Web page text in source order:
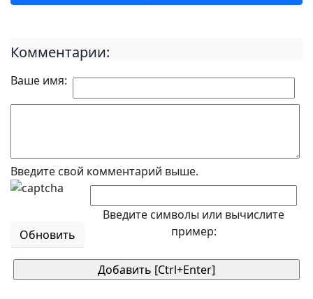
Комментарии:
Ваше имя:
Введите свой комментарий выше.
Обновить
Введите символы или вычислите
пример: